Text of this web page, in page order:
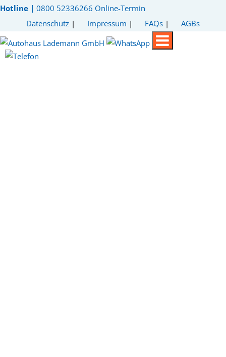
Hotline | 0800 52336266 Online-Termin
Datenschutz | Impressum | FAQs | AGBs